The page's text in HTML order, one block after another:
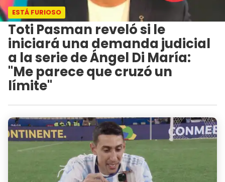
ESTÁ FURIOSO
Toti Pasman reveló si le
iniciará una demanda judicial
a la serie de Ángel Di María:
"Me parece que cruzó un
límite"